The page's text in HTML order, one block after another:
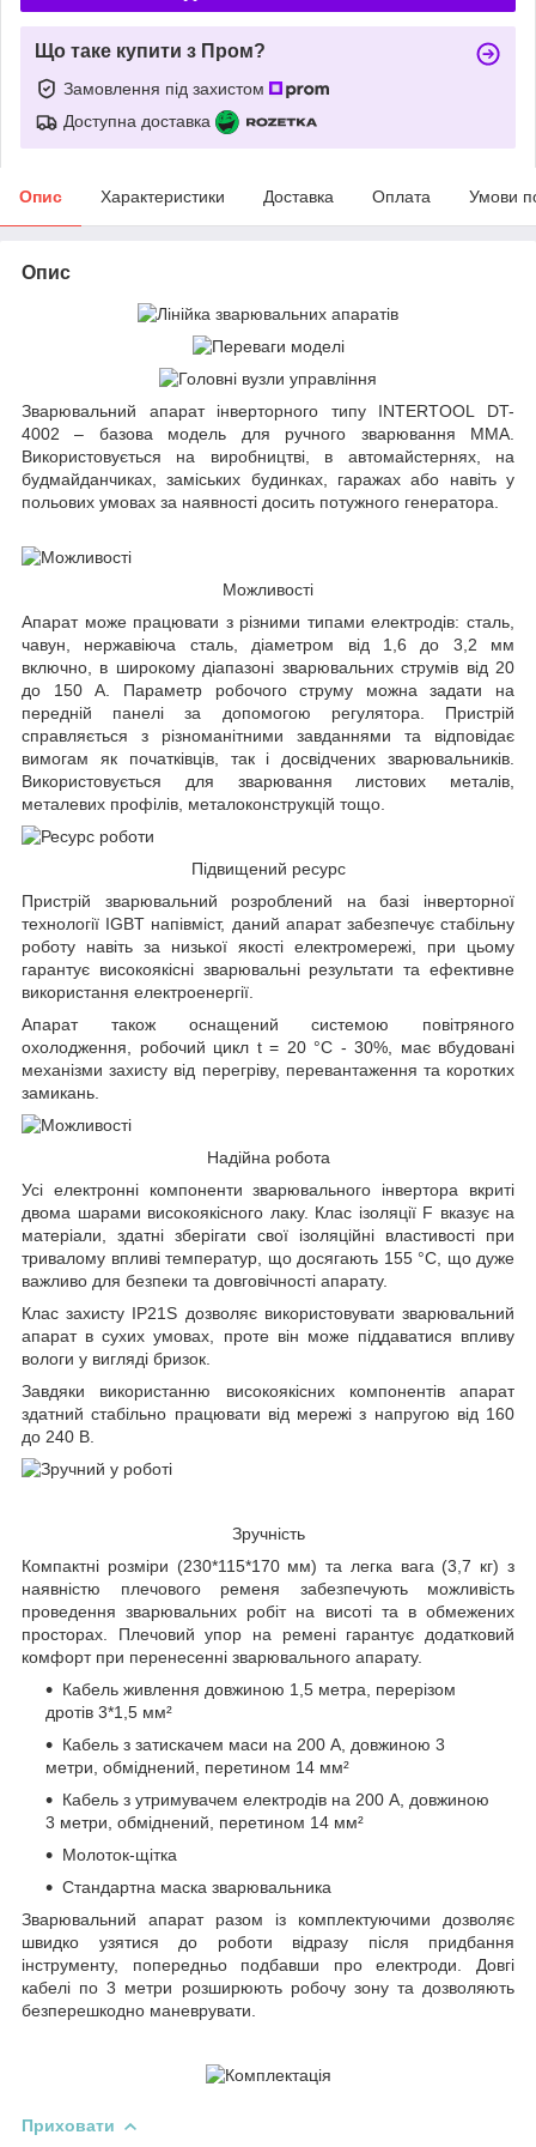
Що таке купити з Пром?
Замовлення під захистом
Доступна доставка
Опис Характеристики Доставка Оплата Умови
Опис
Зварювальний апарат інверторного типу INTERTOOL DT-
4002 – базова модель для ручного зварювання ММА.
Використовується на виробництві, в автомайстернях, на
будмайданчиках, заміських будинках, гаражах або навіть у
польових умовах за наявності досить потужного генератора.
Можливості
Апарат може працювати з різними типами електродів: сталь,
чавун, нержавіюча сталь, діаметром від 1,6 до 3,2 мм
включно, в широкому діапазоні зварювальних струмів від 20
до 150 А. Параметр робочого струму можна задати на
передній панелі за допомогою регулятора. Пристрій
справляється з різноманітними завданнями та відповідає
вимогам як початківців, так і досвідчених зварювальників.
Використовується для зварювання листових металів,
металевих профілів, металоконструкцій тощо.
Підвищений ресурс
Пристрій зварювальний розроблений на базі інверторної
технології IGBT напівміст, даний апарат забезпечує стабільну
роботу навіть за низької якості електромережі, при цьому
гарантує високоякісні зварювальні результати та ефективне
використання електроенергії.
Апарат також оснащений системою повітряного
охолодження, робочий цикл t = 20 °С - 30%, має вбудовані
механізми захисту від перегріву, перевантаження та коротких
замикань.
Надійна робота
Усі електронні компоненти зварювального інвертора вкриті
двома шарами високоякісного лаку. Клас ізоляції F вказує на
матеріали, здатні зберігати свої ізоляційні властивості при
тривалому впливі температур, що досягають 155 °С, що дуже
важливо для безпеки та довговічності апарату.
Клас захисту IP21S дозволяє використовувати зварювальний
апарат в сухих умовах, проте він може піддаватися впливу
вологи у вигляді бризок.
Завдяки використанню високоякісних компонентів апарат
здатний стабільно працювати від мережі з напругою від 160
до 240 В.
Зручність
Компактні розміри (230*115*170 мм) та легка вага (3,7 кг) з
наявністю плечового ременя забезпечують можливість
проведення зварювальних робіт на висоті та в обмежених
просторах. Плечовий упор на ремені гарантує додатковий
комфорт при перенесенні зварювального апарату.
Кабель живлення довжиною 1,5 метра, перерізом
дротів 3*1,5 мм²
Кабель з затискачем маси на 200 А, довжиною 3
метри, обміднений, перетином 14 мм²
Кабель з утримувачем електродів на 200 А, довжиною
3 метри, обміднений, перетином 14 мм²
Молоток-щітка
Стандартна маска зварювальника
Зварювальний апарат разом із комплектуючими дозволяє
швидко узятися до роботи відразу після придбання
інструменту, попередньо подбавши про електроди. Довгі
кабелі по 3 метри розширюють робочу зону та дозволяють
безперешкодно маневрувати.
Приховати